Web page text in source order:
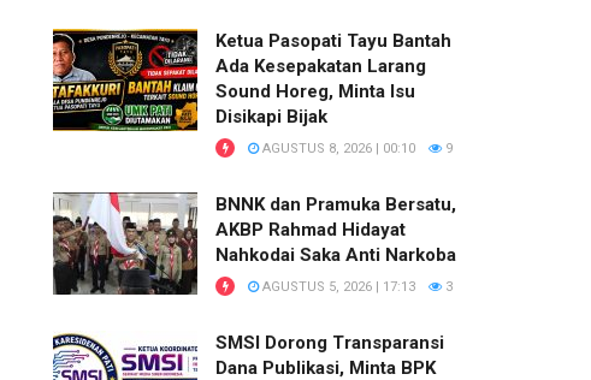
Ketua Pasopati Tayu Bantah
Ada Kesepakatan Larang
Sound Horeg, Minta Isu
Disikapi Bijak
AGUSTUS 8, 2026 | 00:10 9
BNNK dan Pramuka Bersatu,
AKBP Rahmad Hidayat
Nahkodai Saka Anti Narkoba
AGUSTUS 5, 2026 | 17:13 3
SMSI Dorong Transparansi
Dana Publikasi, Minta BPK